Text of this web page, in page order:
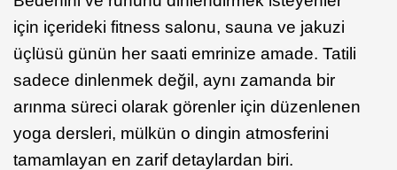
için içerideki fitness salonu, sauna ve jakuzi
üçlüsü günün her saati emrinize amade. Tatili
sadece dinlenmek değil, aynı zamanda bir
arınma süreci olarak görenler için düzenlenen
yoga dersleri, mülkün o dingin atmosferini
tamamlayan en zarif detaylardan biri.